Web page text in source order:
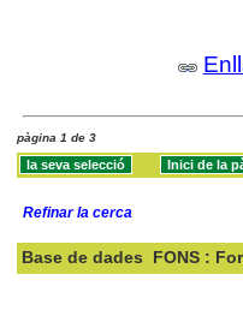
pàgina 1 de 3
Refinar la cerca
Base de dades FONS :